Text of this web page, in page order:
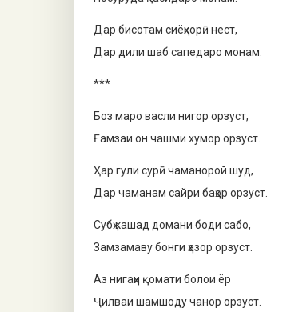
Дар бисотам сиёҳкорӣ нест,
Дар дили шаб сапедаро монам.
***
Боз маро васли нигор орзуст,
Ғамзаи он чашми хумор орзуст.
Ҳар гули сурӣ чаманорой шуд,
Дар чаманам сайри баҳор орзуст.
Субҳ кашад домани боди сабо,
Замзамаву бонги ҳазор орзуст.
Аз нигаҳи қомати болои ёр
Ҷилваи шамшоду чанор орзуст.